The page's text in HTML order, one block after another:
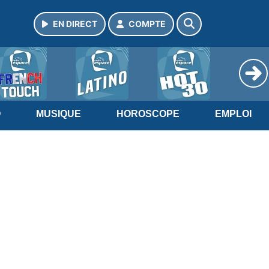
EN DIRECT COMPTE
MUSIQUE HOROSCOPE EMPLOI